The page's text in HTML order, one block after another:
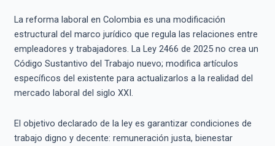
La reforma laboral en Colombia es una modificación
estructural del marco jurídico que regula las relaciones entre
empleadores y trabajadores. La Ley 2466 de 2025 no crea un
Código Sustantivo del Trabajo nuevo; modifica artículos
específicos del existente para actualizarlos a la realidad del
mercado laboral del siglo XXI.
El objetivo declarado de la ley es garantizar condiciones de
trabajo digno y decente: remuneración justa, bienestar